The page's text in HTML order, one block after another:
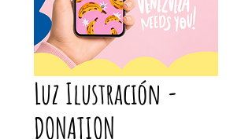
Luz Ilustración -
DONATION